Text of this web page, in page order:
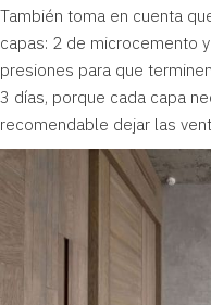
También toma en cuenta
capas: 2 de microcemento
presiones para que
3 días, porque cada capa
recomendable dejar las